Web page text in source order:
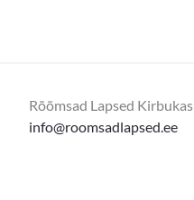
Rõõmsad Lapsed Kirbukas
info@roomsadlapsed.ee